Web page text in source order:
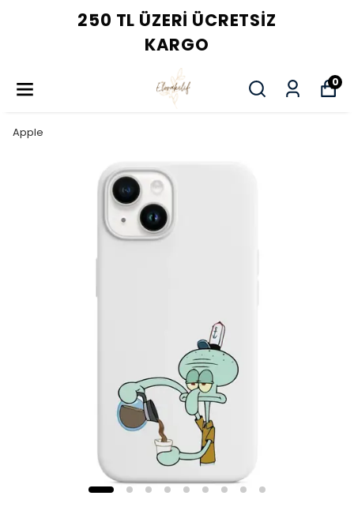
250 TL ÜZERI ÜCRETSIZ
KARGO
0
Apple